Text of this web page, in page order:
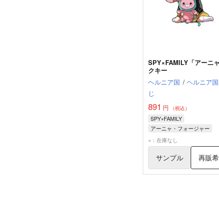
SPY×FAMILY「アーニ
クキー
ヘルニア国 / ヘルニア
じ
891 円 （税込）
SPY×FAMILY
アーニャ・フォージャー
×：在庫なし
サンプル 再販